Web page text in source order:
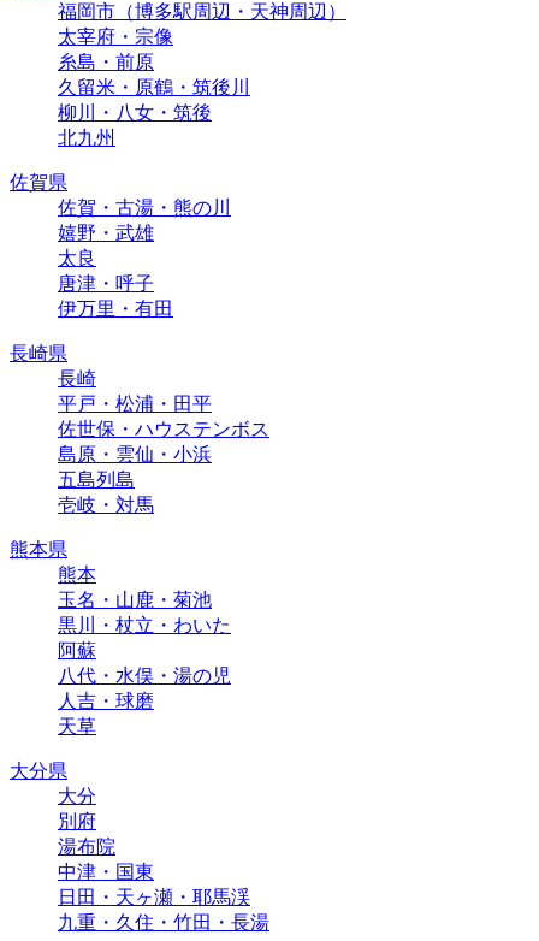
福岡市（博多駅周辺・天神周辺）
太宰府・宗像
糸島・前原
久留米・原鶴・筑後川
柳川・八女・筑後
北九州
佐賀県
佐賀・古湯・熊の川
嬉野・武雄
太良
唐津・呼子
伊万里・有田
長崎県
長崎
平戸・松浦・田平
佐世保・ハウステンボス
島原・雲仙・小浜
五島列島
壱岐・対馬
熊本県
熊本
玉名・山鹿・菊池
黒川・杖立・わいた
阿蘇
八代・水俣・湯の児
人吉・球磨
天草
大分県
大分
別府
湯布院
中津・国東
日田・天ヶ瀬・耶馬渓
九重・久住・竹田・長湯